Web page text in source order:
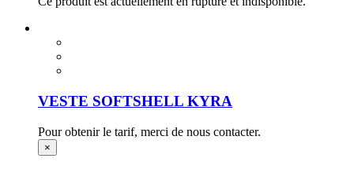
VESTE SOFTSHELL KYRA
Pour obtenir le tarif, merci de nous contacter.
×